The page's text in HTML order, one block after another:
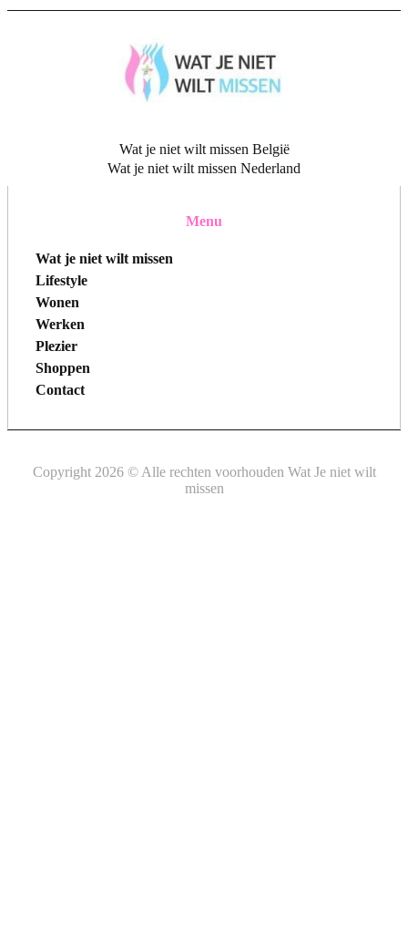
Wat je niet wilt missen België
Wat je niet wilt missen Nederland
Menu
Wat je niet wilt missen
Lifestyle
Wonen
Werken
Plezier
Shoppen
Contact
Copyright 2026 © Alle rechten voorhouden Wat Je niet wilt
missen